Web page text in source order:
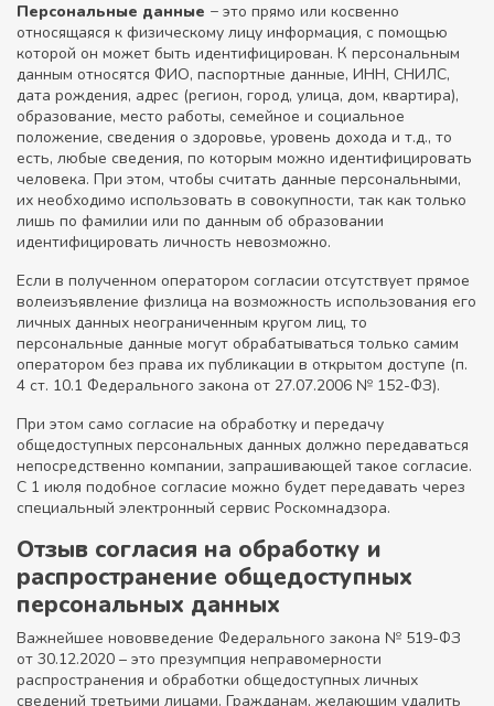
Персональные данные − это прямо или косвенно
относящаяся к физическому лицу информация, с помощью
которой он может быть идентифицирован. К персональным
данным относятся ФИО, паспортные данные, ИНН, СНИЛС,
дата рождения, адрес (регион, город, улица, дом, квартира),
образование, место работы, семейное и социальное
положение, сведения о здоровье, уровень дохода и т.д., то
есть, любые сведения, по которым можно идентифицировать
человека. При этом, чтобы считать данные персональными,
их необходимо использовать в совокупности, так как только
лишь по фамилии или по данным об образовании
идентифицировать личность невозможно.
Если в полученном оператором согласии отсутствует прямое
волеизъявление физлица на возможность использования его
личных данных неограниченным кругом лиц, то
персональные данные могут обрабатываться только самим
оператором без права их публикации в открытом доступе (п.
4 ст. 10.1 Федерального закона от 27.07.2006 № 152-ФЗ).
При этом само согласие на обработку и передачу
общедоступных персональных данных должно передаваться
непосредственно компании, запрашивающей такое согласие.
С 1 июля подобное согласие можно будет передавать через
специальный электронный сервис Роскомнадзора.
Отзыв согласия на обработку и
распространение общедоступных
персональных данных
Важнейшее нововведение Федерального закона № 519-ФЗ
от 30.12.2020 – это презумпция неправомерности
распространения и обработки общедоступных личных
сведений третьими лицами. Гражданам, желающим удалить